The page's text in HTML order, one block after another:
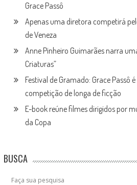
Grace Passô
Apenas uma diretora competirá
de Veneza
Anne Pinheiro Guimarães narra
Criaturas”
Festival de Gramado: Grace Passô
competição de longa de ficção
E-book reúne filmes dirigidos por
da Copa
BUSCA